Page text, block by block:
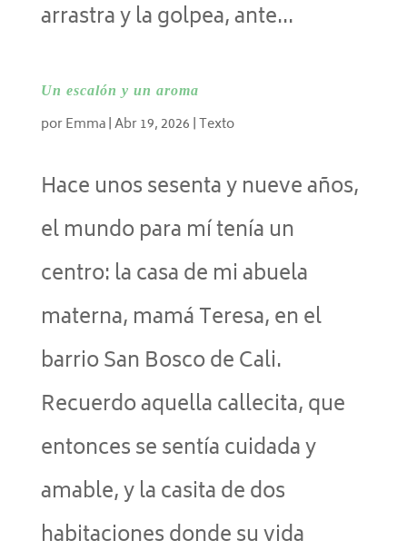
arrastra y la golpea, ante...
Un escalón y un aroma
porEmma|Abr 19, 2026 |Texto
Hace unos sesenta y nueve años,
el mundo para mí tenía un
centro: la casa de mi abuela
materna, mamá Teresa, en el
barrio San Bosco de Cali.
Recuerdo aquella callecita, que
entonces se sentía cuidada y
amable, y la casita de dos
habitaciones donde su vida